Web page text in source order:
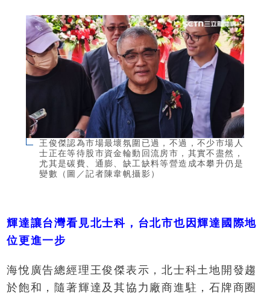
王俊傑認為市場最壞氛圍已過，不過，不少市場人
士正在等待股市資金輪動回流房市，其實不盡然，
尤其是碳費、通膨、缺工缺料等營造成本攀升仍是
變數（圖／記者陳韋帆攝影）
輝達讓台灣看見北士科，台北市也因輝達國際地
位更進一步
海悅廣告總經理王俊傑表示，北士科土地開發趨
於飽和，隨著輝達及其協力廠商進駐，石牌商圈